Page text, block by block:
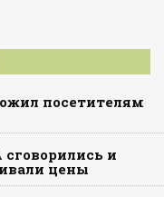
посетителям
и
цены